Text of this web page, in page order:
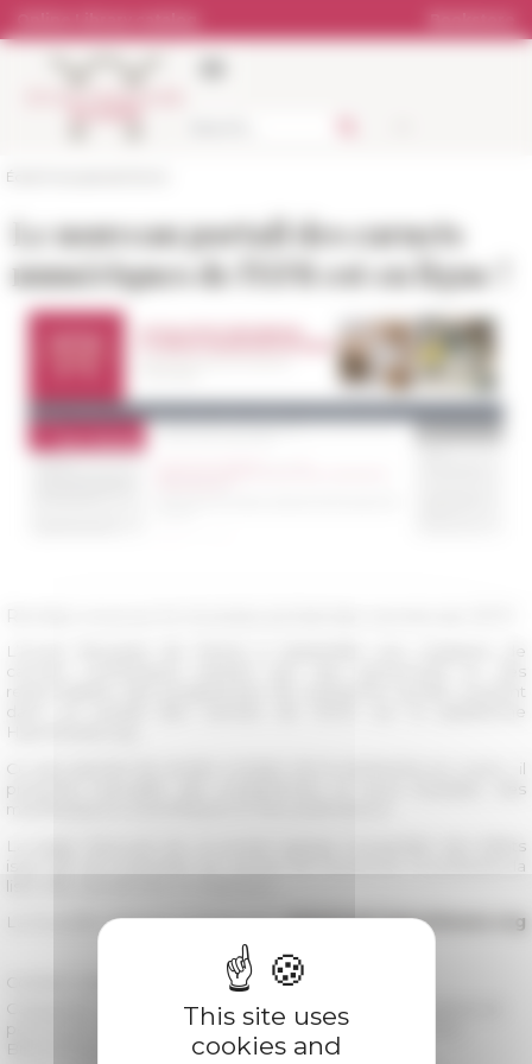
École française de Rome
Le nouveau portail des carnets
numériques de l'EFR est en ligne !
L’École française de Rome a rassemblé une vingtaine de
carnets numériques animés par ses personnels et des
responsables des programmes de recherche qu’elle soutient
dans un portail des carnets de l'EFR, sur la plateforme
Ce site permet de rendre compte de la recherche en cours ; il
présente l’actualité des programmes et leurs résultats, des
manifestations scientifiques et des publications.
La page d’accueil de ce portail agrège l’ensemble des billets
issus de cet ensemble de carnets de recherche et présente la
liste des carnets liés à l’institution.
La nouvelle adresse à retenir est :carnetsefr.hypotheses.org
Contact
Categories
Les personnes Chercheurs accueillis Membres et
personnel scientifique L'EFR EFR 150 ans La recherche
Bibliothèque Publications
Cookies management panel
This site uses
cookies and